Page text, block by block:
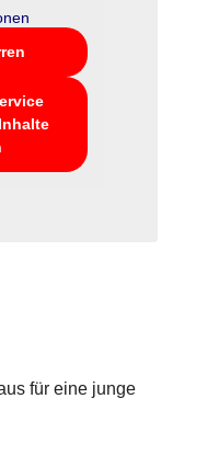
für eine junge